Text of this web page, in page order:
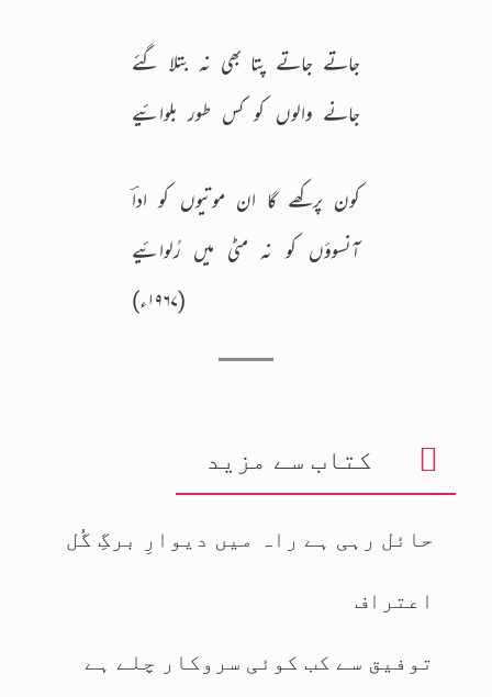
جاتے جاتے پتا بھی نہ بتلا گئے
جانے والوں کو کس طور بلوائیے
کون پرکھے گا ان موتیوں کو اداؔ
آنسوؤں کو نہ مٹی میں رُلوائیے
(۱۹۶۷ء)
کتاب سے مزید
حائل رہی ہے راہ میں دیوارِ برگِ گُل
اعتراف
توفیق سے کب کوئی سروکار چلے ہے